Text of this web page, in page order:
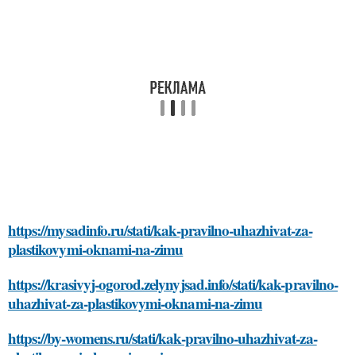
https://mysadinfo.ru/stati/kak-pravilno-uhazhivat-za-
plastikovymi-oknami-na-zimu
https://krasivyj-ogorod.zelynyjsad.info/stati/kak-pravilno-
uhazhivat-za-plastikovymi-oknami-na-zimu
https://by-womens.ru/stati/kak-pravilno-uhazhivat-za-